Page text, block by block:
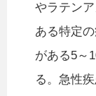
やラテン
ある特定
がある5～
る。急性